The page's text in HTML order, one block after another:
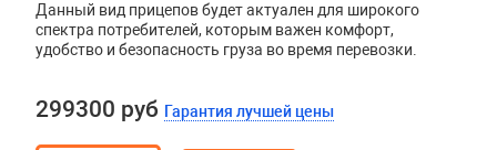
Данный вид прицепов будет актуален для широкого
спектра потребителей, которым важен комфорт,
удобство и безопасность груза во время перевозки.
299300 руб Гарантия лучшей цены